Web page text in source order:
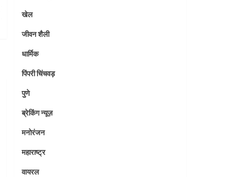
खेल
जीवन शैली
धार्मिक
पिंपरी चिंचवड़
पुणे
ब्रेकिंग न्यूज़
मनोरंजन
महाराष्ट्र
वायरल